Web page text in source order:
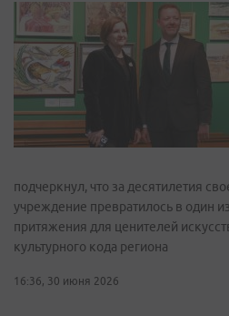
подчеркнул, что за десятилетия
учреждение превратилось в один
притяжения для ценителей
культурного кода региона
16:36, 30 июня 2026